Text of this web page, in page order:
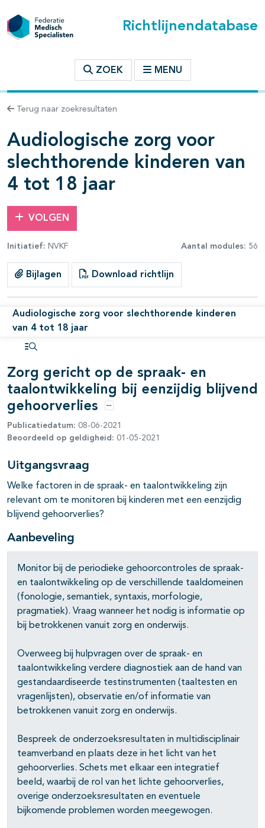
Richtlijnendatabase
ZOEK MENU
Terug naar zoekresultaten
Audiologische zorg voor
slechthorende kinderen van
4 tot 18 jaar
VOLGEN
Initiatief: NVKF Aantal modules: 56
Bijlagen Download richtlijn
Audiologische zorg voor slechthorende kinderen
van 4 tot 18 jaar
openklappen
open- en dichtklappen
open- en dichtklappen
open- en dichtklappen
open- en dichtklappen
open- en dichtklappen
Zorg gericht op de spraak- en
taalontwikkeling bij eenzijdig blijvend
gehoorverlies
Opties
Publicatiedatum: 08-06-2021
Beoordeeld op geldigheid: 01-05-2021
Uitgangsvraag
Welke factoren in de spraak- en taalontwikkeling zijn
relevant om te monitoren bij kinderen met een eenzijdig
blijvend gehoorverlies?
Aanbeveling
Monitor bij de periodieke gehoorcontroles de spraak-
en taalontwikkeling op de verschillende taaldomeinen
(fonologie, semantiek, syntaxis, morfologie,
pragmatiek). Vraag wanneer het nodig is informatie op
bij betrokkenen vanuit zorg en onderwijs.
Overweeg bij hulpvragen over de spraak- en
taalontwikkeling verdere diagnostiek aan de hand van
gestandaardiseerde testinstrumenten (taaltesten en
vragenlijsten), observatie en/of informatie van
betrokkenen vanuit zorg en onderwijs.
Bespreek de onderzoeksresultaten in multidisciplinair
teamverband en plaats deze in het licht van het
gehoorverlies. Schets met elkaar een integratief
beeld, waarbij de rol van het lichte gehoorverlies,
overige onderzoeksresultaten en eventuele
bijkomende problemen worden meegewogen.